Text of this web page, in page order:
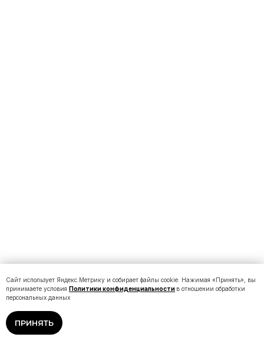
Сайт использует Яндекс.Метрику и собирает файлы cookie. Нажимая «Принять», вы
принимаете условия Политики конфиденциальности в отношении обработки
персональных данных
ПРИНЯТЬ